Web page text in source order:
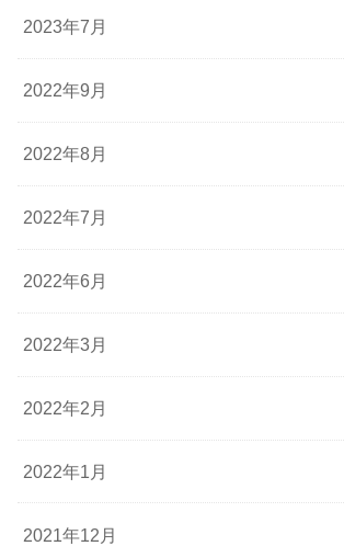
2023年7月
2022年9月
2022年8月
2022年7月
2022年6月
2022年3月
2022年2月
2022年1月
2021年12月